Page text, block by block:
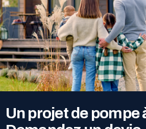
Un projet de pompe